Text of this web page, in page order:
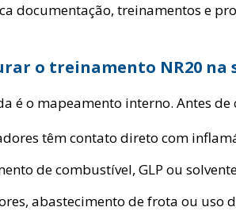
documentação, treinamentos e
o treinamento NR20 na
é o mapeamento interno. Antes
têm contato direto com
de combustível, GLP ou
abastecimento de frota ou uso